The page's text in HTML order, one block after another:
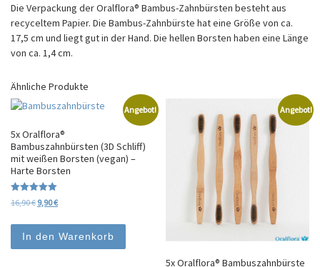
Die Verpackung der Oralflora® Bambus-Zahnbürsten besteht aus
recyceltem Papier. Die Bambus-Zahnbürste hat eine Größe von ca.
17,5 cm und liegt gut in der Hand. Die hellen Borsten haben eine Länge
von ca. 1,4 cm.
Ähnliche Produkte
Angebot!
5x Oralflora®
Bambuszahnbürsten (3D Schliff)
mit weißen Borsten (vegan) –
Harte Borsten
Bewertet mit
5.00
16,90€ Ursprünglicher Preis war: 16,90 €
9,90€Aktueller Preis ist: 9,90 €.
In den Warenkorb
Angebot!
5x Oralflora® Bambuszahnbürste